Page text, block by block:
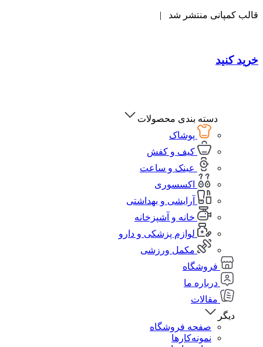
قالب کمپانی منتشر شد |
خرید کنید
دسته بندی محصولات
پوشاک
کیف و کفش
عینک و ساعت
اکسسوری
آرایشی و بهداشتی
خانه و آشپزخانه
لوازم پزشکی و دارو
مکمل ورزشی
فروشگاه
درباره ما
مقالات
دیگر
صفحه فروشگاه
نمونه‌کارها